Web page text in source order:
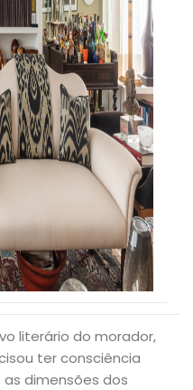
literário do morador,
ter consciência
dimensões dos